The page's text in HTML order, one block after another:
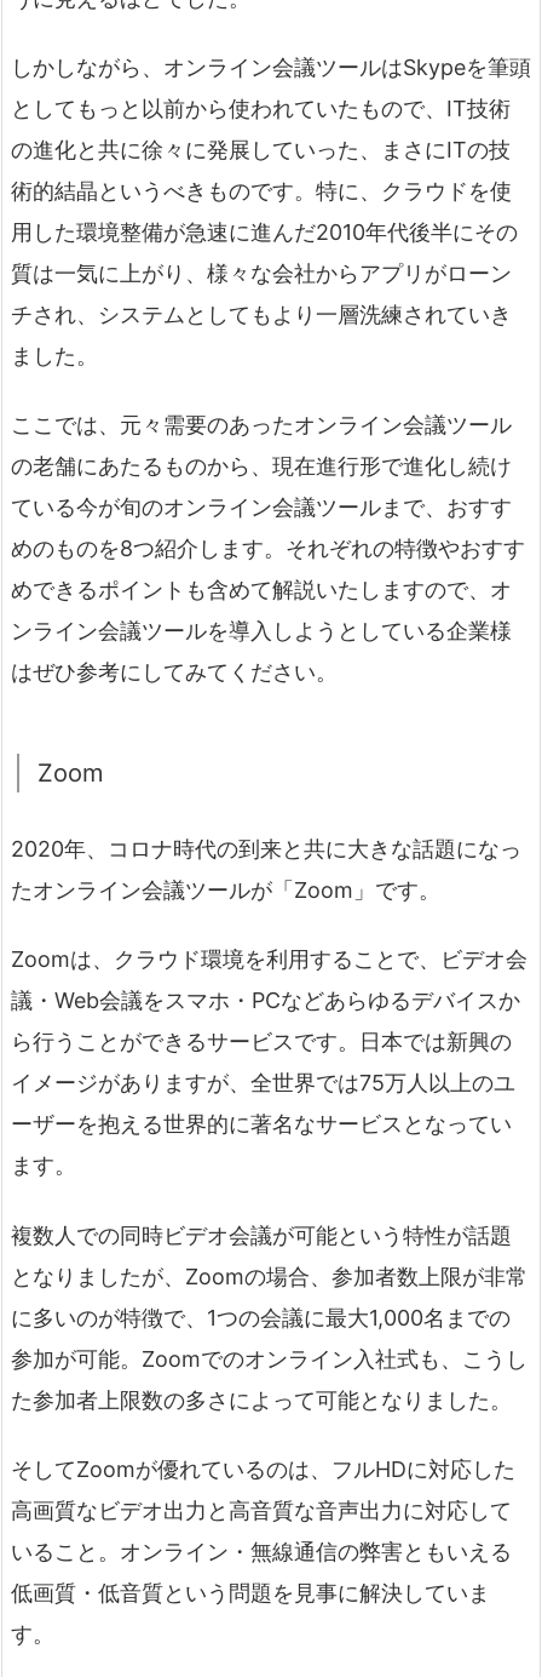
しかしながら、オンライン会議ツールはSkypeを筆頭
としてもっと以前から使われていたもので、IT技術
の進化と共に徐々に発展していった、まさにITの技
術的結晶というべきものです。特に、クラウドを使
用した環境整備が急速に進んだ2010年代後半にその
質は一気に上がり、様々な会社からアプリがローン
チされ、システムとしてもより一層洗練されていき
ました。
ここでは、元々需要のあったオンライン会議ツール
の老舗にあたるものから、現在進行形で進化し続け
ている今が旬のオンライン会議ツールまで、おすす
めのものを8つ紹介します。それぞれの特徴やおすす
めできるポイントも含めて解説いたしますので、オ
ンライン会議ツールを導入しようとしている企業様
はぜひ参考にしてみてください。
Zoom
2020年、コロナ時代の到来と共に大きな話題になっ
たオンライン会議ツールが「Zoom」です。
Zoomは、クラウド環境を利用することで、ビデオ会
議・Web会議をスマホ・PCなどあらゆるデバイスか
ら行うことができるサービスです。日本では新興の
イメージがありますが、全世界では75万人以上のユ
ーザーを抱える世界的に著名なサービスとなってい
ます。
複数人での同時ビデオ会議が可能という特性が話題
となりましたが、Zoomの場合、参加者数上限が非常
に多いのが特徴で、1つの会議に最大1,000名までの
参加が可能。Zoomでのオンライン入社式も、こうし
た参加者上限数の多さによって可能となりました。
そしてZoomが優れているのは、フルHDに対応した
高画質なビデオ出力と高音質な音声出力に対応して
いること。オンライン・無線通信の弊害ともいえる
低画質・低音質という問題を見事に解決していま
す。